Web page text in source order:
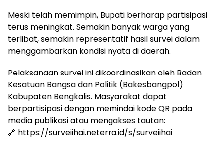
Meski telah memimpin, Bupati berharap partisipasi
terus meningkat. Semakin banyak warga yang
terlibat, semakin representatif hasil survei dalam
menggambarkan kondisi nyata di daerah.
Pelaksanaan survei ini dikoordinasikan oleh Badan
Kesatuan Bangsa dan Politik (Bakesbangpol)
Kabupaten Bengkalis. Masyarakat dapat
berpartisipasi dengan memindai kode QR pada
media publikasi atau mengakses tautan:
🔗 https://surveiihai.neterra.id/s/surveiihai